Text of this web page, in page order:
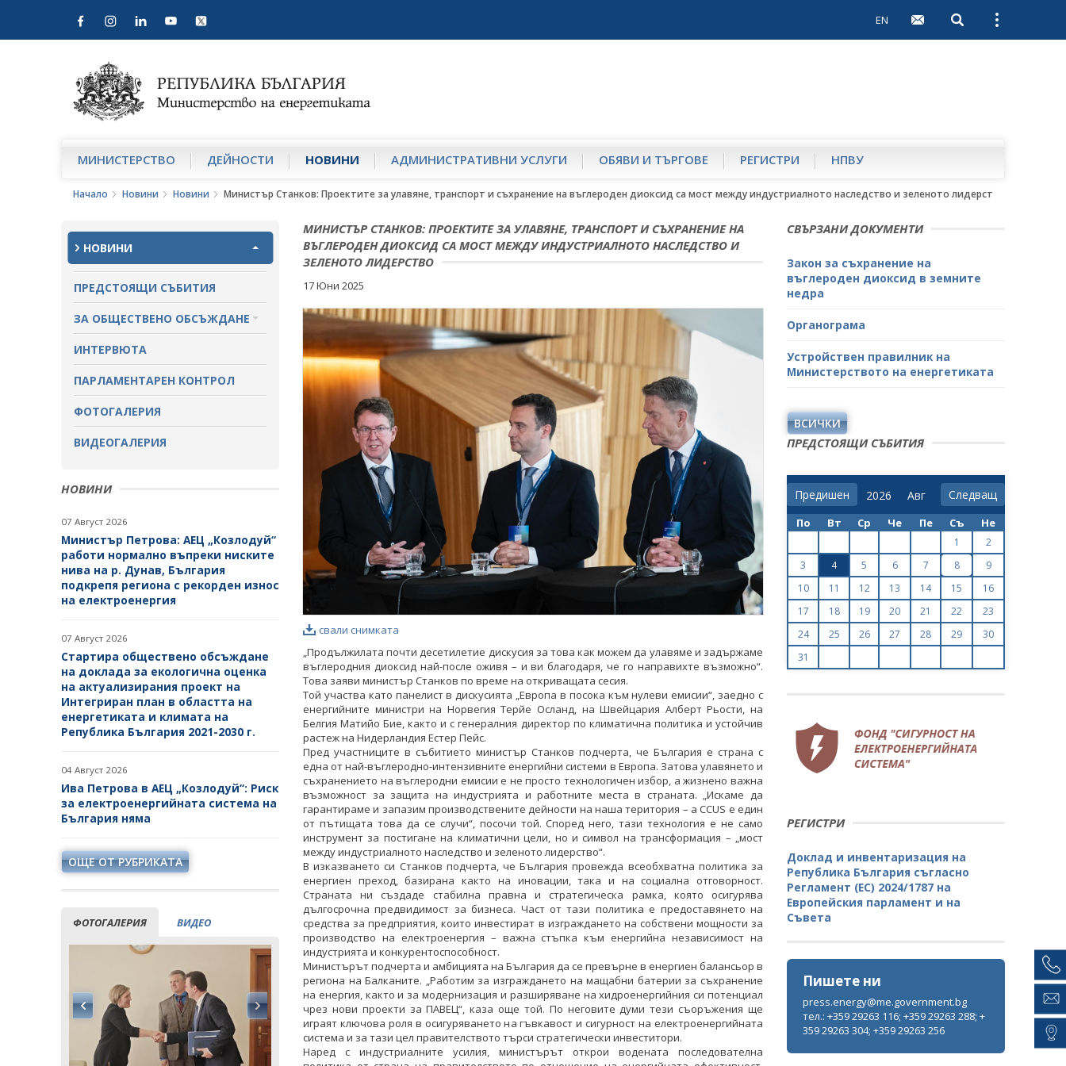
EN Open search
Open
МИНИСТЕРСТВО ДЕЙНОСТИ НОВИНИ АДМИНИСТРАТИВНИ УСЛУГИ ОБЯВИ И ТЪРГОВЕ РЕГИСТРИ НПВУ
Начало Новини Новини Министър Станков: Проектите за улавяне, транспорт и съхранение на въглероден диоксид са мост между индустриалното наследство и зеленото лидерство
НОВИНИ
ПРЕДСТОЯЩИ СЪБИТИЯ
ЗА ОБЩЕСТВЕНО ОБСЪЖДАНЕ
ПРОЕКТИ ЗА ОБЩЕСТВЕНО
ОБСЪЖДАНЕ
ЗАВЪРШИЛИ ПРОЦЕДУРИ ЗА
ОБЩЕСТВЕНО ОБСЪЖДАНЕ
ИНТЕРВЮТА
ПАРЛАМЕНТАРЕН КОНТРОЛ
ФОТОГАЛЕРИЯ
ВИДЕОГАЛЕРИЯ
НОВИНИ
07 Август 2026
Министър Петрова: АЕЦ „Козлодуй“
работи нормално въпреки ниските
нива на р. Дунав, България
подкрепя региона с рекорден износ
на електроенергия
07 Август 2026
Стартира обществено обсъждане
на доклада за екологична оценка
на актуализирания проект на
Интегриран план в областта на
енергетиката и климата на
Република България 2021-2030 г.
04 Август 2026
Ива Петрова в АЕЦ „Козлодуй“: Риск
за електроенергийната система на
България няма
ОЩЕ ОТ РУБРИКАТА
ФОТОГАЛЕРИЯ ВИДЕО
МИНИСТЪР СТАНКОВ: ПРОЕКТИТЕ ЗА УЛАВЯНЕ, ТРАНСПОРТ И СЪХРАНЕНИЕ НА
ВЪГЛЕРОДЕН ДИОКСИД СА МОСТ МЕЖДУ ИНДУСТРИАЛНОТО НАСЛЕДСТВО И
ЗЕЛЕНОТО ЛИДЕРСТВО
17 Юни 2025
свали снимката
„Продължилата почти десетилетие дискусия за това как можем да улавяме и задържаме
въглеродния диоксид най-после оживя – и ви благодаря, че го направихте възможно“.
Това заяви министър Станков по време на откриващата сесия.
Той участва като панелист в дискусията „Европа в посока към нулеви емисии“, заедно с
енергийните министри на Норвегия Терйе Осланд, на Швейцария Алберт Рьости, на
Белгия Матийо Бие, както и с генералния директор по климатична политика и устойчив
растеж на Нидерландия Естер Пейс.
Пред участниците в събитието министър Станков подчерта, че България е страна с
една от най-въглеродно-интензивните енергийни системи в Европа. Затова улавянето и
съхранението на въглеродни емисии е не просто технологичен избор, а жизнено важна
възможност за защита на индустрията и работните места в страната. „Искаме да
гарантираме и запазим производствените дейности на наша територия – а CCUS е един
от пътищата това да се случи“, посочи той. Според него, тази технология е не само
инструмент за постигане на климатични цели, но и символ на трансформация – „мост
между индустриалното наследство и зеленото лидерство“.
В изказването си Станков подчерта, че България провежда всеобхватна политика за
енергиен преход, базирана както на иновации, така и на социална отговорност.
Страната ни създаде стабилна правна и стратегическа рамка, която осигурява
дългосрочна предвидимост за бизнеса. Част от тази политика е предоставянето на
средства за предприятия, които инвестират в изграждането на собствени мощности за
производство на електроенергия – важна стъпка към енергийна независимост на
индустрията и конкурентоспособност.
Министърът подчерта и амбицията на България да се превърне в енергиен балансьор в
региона на Балканите. „Работим за изграждането на мащабни батерии за съхранение
на енергия, както и за модернизация и разширяване на хидроенергийния си потенциал
чрез нови проекти за ПАВЕЦ“, каза още той. По неговите думи тези съоръжения ще
играят ключова роля в осигуряването на гъвкавост и сигурност на електроенергийната
система и за тази цел правителството търси стратегически инвеститори.
Наред с индустриалните усилия, министърът открои водената последователна
СВЪРЗАНИ ДОКУМЕНТИ
Закон за съхранение на
въглероден диоксид в земните
недра
Органограма
Устройствен правилник на
Министерството на енергетиката
ВСИЧКИ
ПРЕДСТОЯЩИ СЪБИТИЯ
Предишен Следващ
По Вт Ср Че Пе Съ Не
1
2
3
4 5 6 7 8
9
10
11 12 13 14 15
16
17
18 19 20 21 22
23
24
25 26 27 28 29
30
31
РЕГИСТРИ
Доклад и инвентаризация на
Република България съгласно
Регламент (ЕС) 2024/1787 на
Европейския парламент и на
Съвета
Пишете ни
press.energy@me.government.bg
тел.: +359 29263 116; +359 29263 288; +
359 29263 304; +359 29263 256